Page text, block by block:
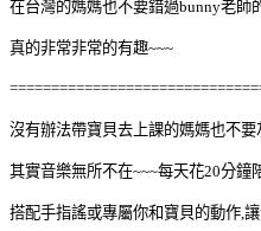
在台灣的媽媽也不要錯過bunny老師
真的非常非常的有趣~~~
沒有辦法帶寶貝去上課的媽媽也不要
其實音樂無所不在~~~每天花20分鐘
搭配手指謠或專屬你和寶貝的動作,